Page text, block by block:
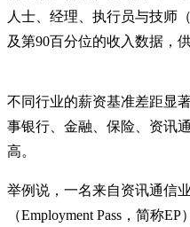
人士、经理、执行员与技师
及第90百分位的收入数据，
不同行业的薪资基准差距显
事银行、金融、保险、资讯
高。
举例说，一名来自资讯通信
（Employment Pass，简称